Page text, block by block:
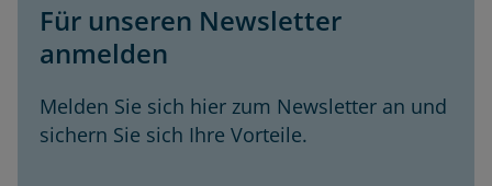
Für unseren Newsletter
anmelden
Melden Sie sich hier zum Newsletter an und
sichern Sie sich Ihre Vorteile.